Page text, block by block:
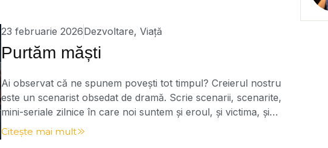
23 februarie 2026Dezvoltare, Viață
Purtăm măști
Ai observat că ne spunem povești tot timpul? Creierul nostru
este un scenarist obsedat de dramă. Scrie scenarii, scenarite,
mini-seriale zilnice în care noi suntem și eroul, și victima, și
moralistul, și salvatorul. Se spune: „Dacă ai putea să te vezi prin
ochii altora…” Sau: „De-ai putea să te vezi cum te văd eu, atunci
Citește mai mult